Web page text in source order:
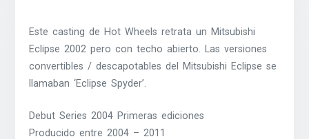
Este casting de Hot Wheels retrata un Mitsubishi
Eclipse 2002 pero con techo abierto. Las versiones
convertibles / descapotables del Mitsubishi Eclipse se
llamaban ‘Eclipse Spyder’.
Debut Series 2004 Primeras ediciones
Producido entre 2004 – 2011